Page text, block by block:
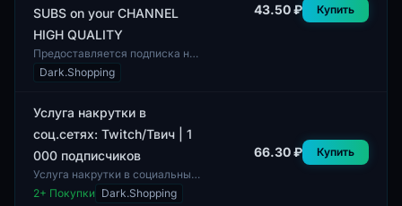
SUBS on your CHANNEL
HIGH QUALITY
Предоставляется подписка на
канал Twitch PRIME, что
позволяет пользователям
уникальному контенту и доп...
Dark.Shopping
43.50 ₽ Купить
Услуга накрутки в
соц.сетях: Twitch/Твич | 1
000 подписчиков
Услуга накрутки в социальных
сетях для платформы Twitch
предоставляет возможность
2+ Покупки Dark.Shopping
66.30 ₽ Купить